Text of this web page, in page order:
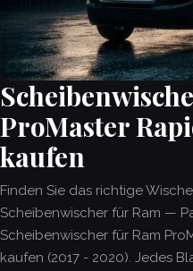
ProMaster
kaufen
Finden Sie das richtige
Scheibenwischer für Ram —
Scheibenwischer für Ram
kaufen (2017 - 2020). Jedes